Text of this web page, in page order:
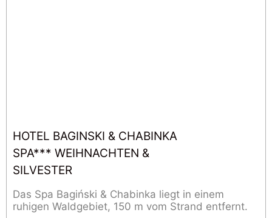
HOTEL BAGINSKI & CHABINKA
SPA*** WEIHNACHTEN &
SILVESTER
Das Spa Bagiński & Chabinka liegt in einem
ruhigen Waldgebiet, 150 m vom Strand entfernt.